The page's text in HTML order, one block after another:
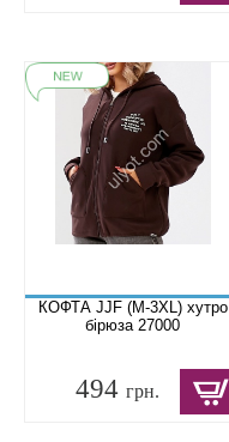
КОФТА JJF (M-3XL) хутро
бірюза 27000
494 грн.